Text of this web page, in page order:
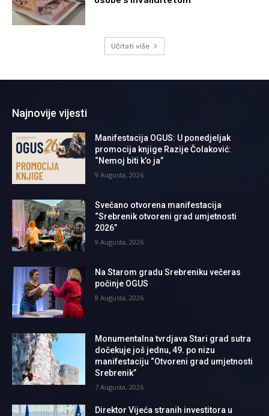
Učitati više
Najnovije vijesti
Manifestacija OGUS: U ponedjeljak
promocija knjige Razije Čolaković:
“Nemoj biti k’o ja”
9 Augusta, 2026
Svečano otvorena manifestacija
“Srebrenik otvoreni grad umjetnosti
2026”
9 Augusta, 2026
Na Starom gradu Srebreniku večeras
počinje OGUS
8 Augusta, 2026
Monumentalna tvrdjava Stari grad sutra
dočekuje još jednu, 49. po nizu
manifestaciju “Otvoreni grad umjetnosti
Srebrenik”
7 Augusta, 2026
Direktor Vijeća stranih investitora u